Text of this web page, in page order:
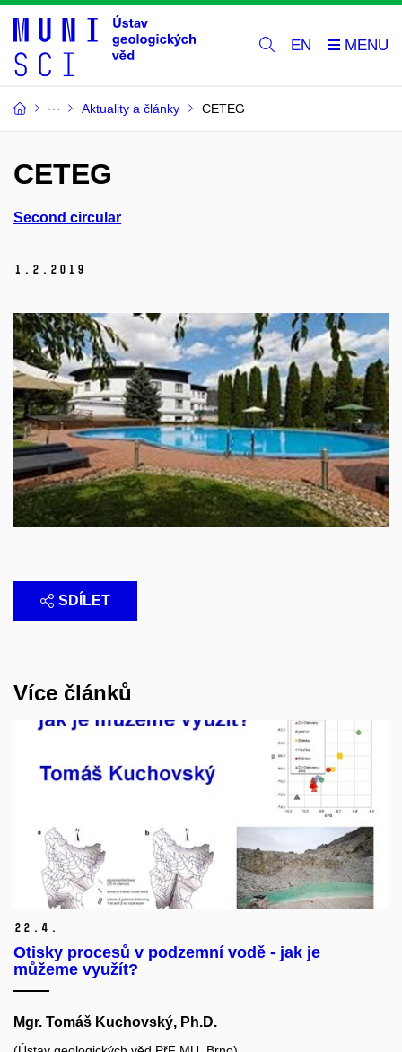
EN
Aktuality a články CETEG
CETEG
Second circular
1. 2. 2019
SDÍLET
Více článků
22. 4.
Otisky procesů v podzemní vodě - jak je
můžeme využít?
Mgr. Tomáš Kuchovský, Ph.D.